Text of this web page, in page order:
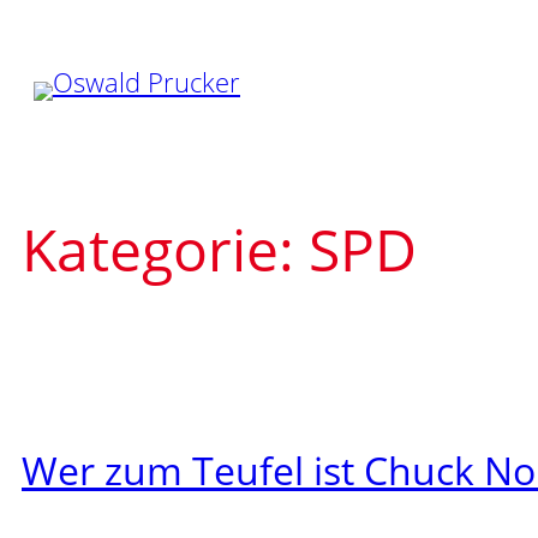
Inhalt
springen
Kategorie: SPD
Wer zum Teufel ist Chuck